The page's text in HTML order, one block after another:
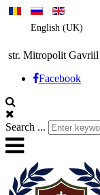
English (UK)
str. Mitropolit
Facebook
Search ...